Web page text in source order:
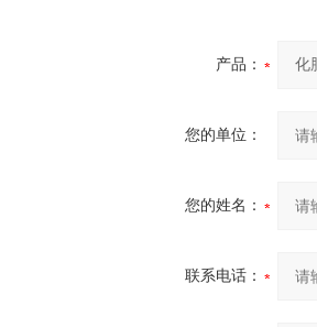
产品：
您的单位：
您的姓名：
联系电话：